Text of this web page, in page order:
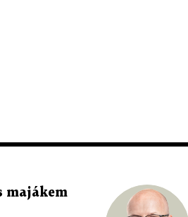
majákem